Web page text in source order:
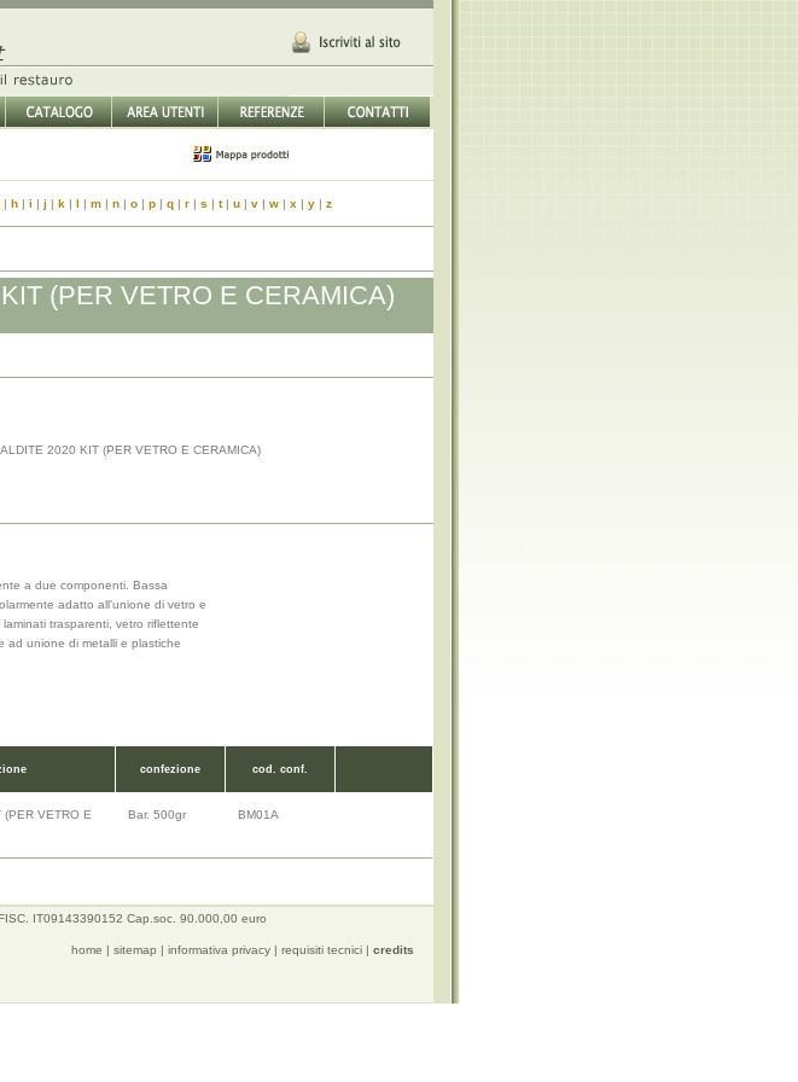
prodotti
| h | i | j | k | l | m | n | o | p | q | r | s | t| u | v | w | x | y | z
(PER VETRO E CERAMICA)
2020 KIT (PER VETRO E CERAMICA)
a due componenti. Bassa
adatto all'unione di vetro e
trasparenti, vetro riflettente
ad unione di metalli e plastiche
confezione cod. conf.
VETRO E
Bar. 500gr BM01A
IT09143390152 Cap.soc. 90.000,00 euro
home | sitemap | informativa privacy | requisiti tecnici | credits